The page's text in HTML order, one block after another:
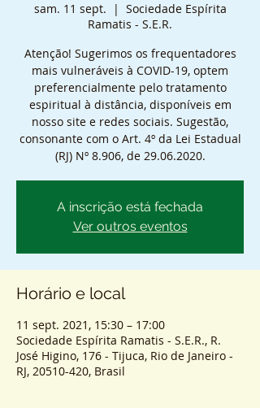
sam. 11 sept.
  |
Sociedade Espírita
Ramatis - S.E.R.
Atenção! Sugerimos os frequentadores
mais vulneráveis à COVID-19, optem
preferencialmente pelo tratamento
espiritual à distância, disponíveis em
nosso site e redes sociais. Sugestão,
consonante com o Art. 4º da Lei Estadual
(RJ) Nº 8.906, de 29.06.2020.
A inscrição está fechada
Ver outros eventos
Horário e local
11 sept. 2021, 15:30 – 17:00
Sociedade Espírita Ramatis - S.E.R., R.
José Higino, 176 - Tijuca, Rio de Janeiro -
RJ, 20510-420, Brasil